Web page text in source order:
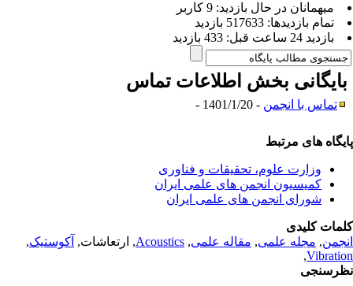
ميهمانان در حال بازديد: 9 کاربر
تمام بازديد‌ها: 517633 بازدید
بازديد 24 ساعت قبل: 433 بازدید
بخش اطلاعات تماس
تماس با انجمن- 1401/1/20 -
های مرتبط
وزارت علوم، تحقیقات و فناوری
کمیسیون انجمن های علمی ایران
شورای انجمن های علمی ایران
کلیدی
,مجله علمی, مقاله علمی,
Acoustics, ارتعاشات,آکوستیک,
,